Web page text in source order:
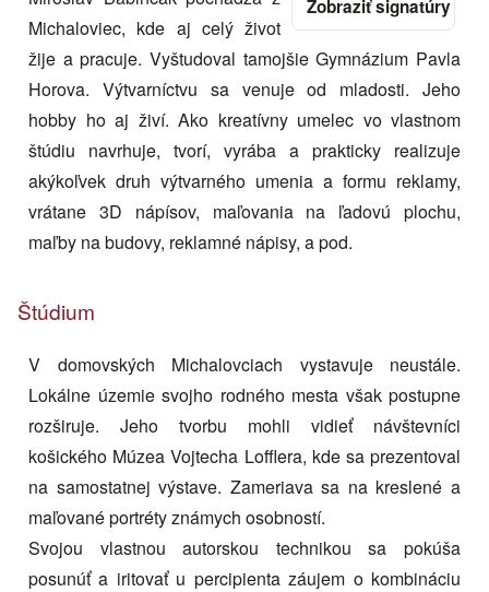
Michaloviec, kde aj celý život
žije a pracuje. Vyštudoval tamojšie Gymnázium Pavla
Horova. Výtvarníctvu sa venuje od mladosti. Jeho
hobby ho aj živí. Ako kreatívny umelec vo vlastnom
štúdiu navrhuje, tvorí, vyrába a prakticky realizuje
akýkoľvek druh výtvarného umenia a formu reklamy,
vrátane 3D nápísov, maľovania na ľadovú plochu,
maľby na budovy, reklamné nápisy, a pod.
Štúdium
V domovských Michalovciach vystavuje neustále.
Lokálne územie svojho rodného mesta však postupne
rozširuje. Jeho tvorbu mohli vidieť návštevníci
košického Múzea Vojtecha Lofflera, kde sa prezentoval
na samostatnej výstave. Zameriava sa na kreslené a
maľované portréty známych osobností.
Svojou vlastnou autorskou technikou sa pokúša
posunúť a iritovať u percipienta záujem o kombináciu